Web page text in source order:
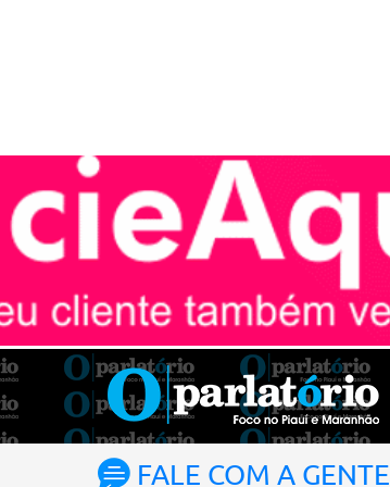
FALE COM A GENTE